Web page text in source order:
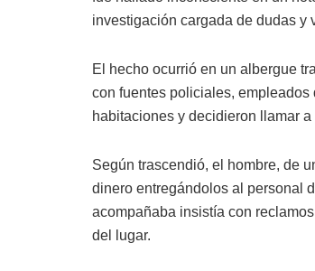
investigación cargada de dudas y
El hecho ocurrió en un albergue
con fuentes policiales,
habitaciones y decidieron llamar
Según trascendió, el hombre, de
dinero entregándolos al personal
acompañaba insistía con
del lugar.